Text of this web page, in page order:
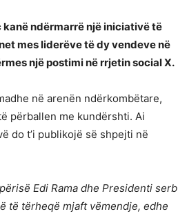
ndërmarrë një iniciativë të
mes liderëve të dy vendeve në
një postimi në rrjetin social X.
në arenën ndërkombëtare,
përballen me kundërshti. Ai
do t’i publikojë së shpejti në
Edi Rama dhe Presidenti serb
të tërheqë mjaft vëmendje, edhe